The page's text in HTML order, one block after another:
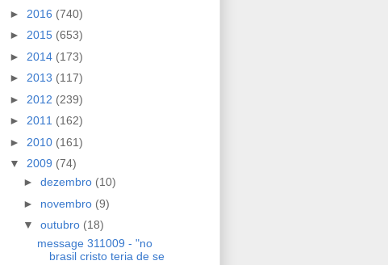
► 2016 (740)
► 2015 (653)
► 2014 (173)
► 2013 (117)
► 2012 (239)
► 2011 (162)
► 2010 (161)
▼ 2009 (74)
► dezembro (10)
► novembro (9)
▼ outubro (18)
message 311009 - "no
brasil cristo teria de se